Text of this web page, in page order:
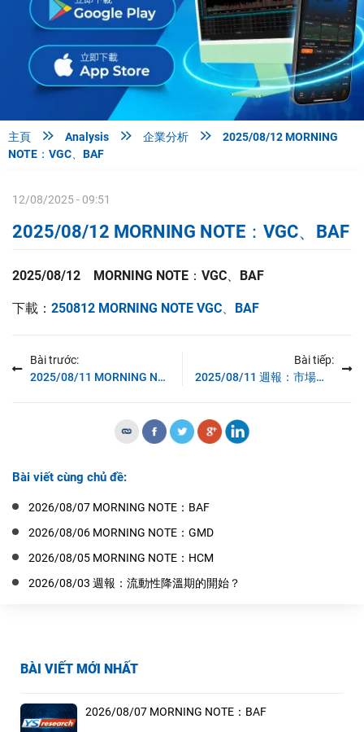
主頁  Analysis  企業分析 
2025/08/12 MORNING
NOTE：VGC、BAF
BÀI VIẾT MỚI NHẤT
2026/08/07 MORNING NOTE：BAF
12/08/2025 - 09:51
2025/08/12 MORNING NOTE：VGC、BAF
2025/08/12 MORNING NOTE：VGC、BAF
下載： 250812 MORNING NOTE VGC、BAF
Bài trước:
2025/08/11 MORNING NOTE：MSN
Bài tiếp:
2025/08/11 週報：市場創下高頂
Bài viết cùng chủ đề:
2026/08/07 MORNING NOTE：BAF
2026/08/06 MORNING NOTE：GMD
2026/08/05 MORNING NOTE：HCM
2026/08/03 週報：流動性降溫期的開始？